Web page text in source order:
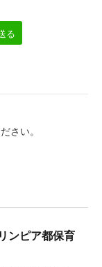
る
さい。
ンピア都保育